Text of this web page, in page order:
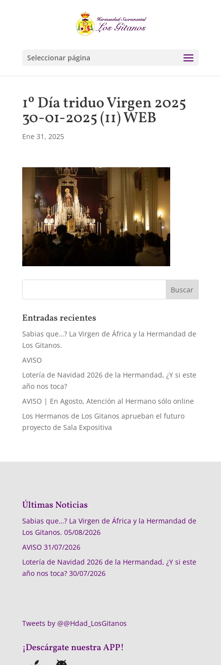
Seleccionar página
1º Día triduo Virgen 2025
30-01-2025 (11) WEB
Ene 31, 2025
Entradas recientes
Sabias que…? La Virgen de África y la Hermandad de
Los Gitanos.
AVISO
Lotería de Navidad 2026 de la Hermandad, ¿Y si este
año nos toca?
AVISO | En Agosto, Atención al Hermano sólo online
Los Hermanos de Los Gitanos aprueban el futuro
proyecto de Sala Expositiva
Últimas Noticias
Sabias que…? La Virgen de África y la Hermandad de
Los Gitanos. 05/08/2026
AVISO 31/07/2026
Lotería de Navidad 2026 de la Hermandad, ¿Y si este
año nos toca? 30/07/2026
Tweets by @@Hdad_LosGitanos
¡Descárgate nuestra APP!